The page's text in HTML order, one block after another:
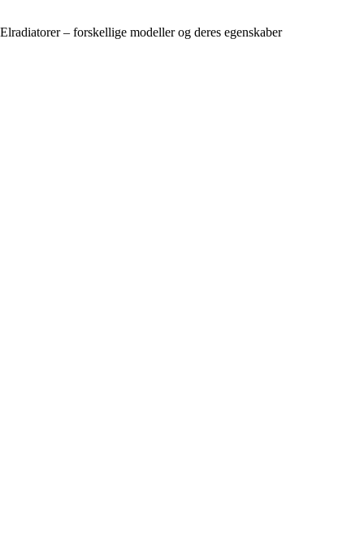
Elradiatorer – forskellige modeller og deres egenskaber